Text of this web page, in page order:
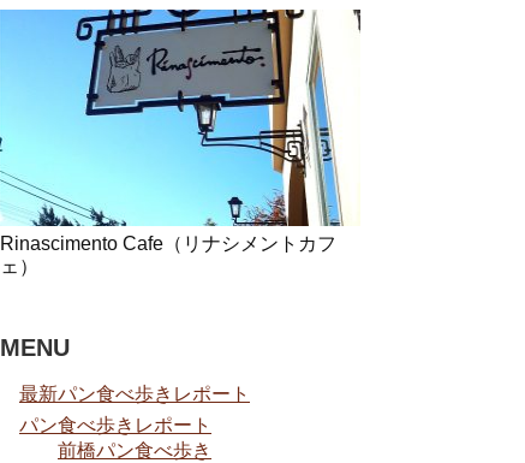
Rinascimento Cafe（リナシメントカフ
ェ）
MENU
最新パン食べ歩きレポート
パン食べ歩きレポート
前橋パン食べ歩き